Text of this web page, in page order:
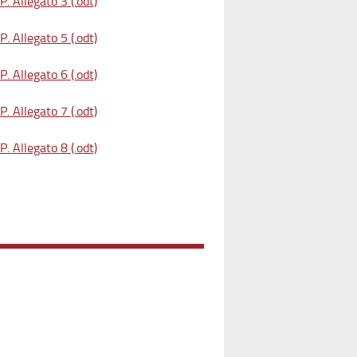
Allegato 5 (.odt)
Allegato 6 (.odt)
Allegato 7 (.odt)
Allegato 8 (.odt)